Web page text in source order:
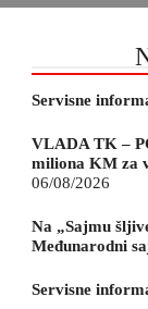
Servisne
VLADA TK –
miliona KM za
06/08/2026
Na „Sajmu
Međunarodni
Servisne